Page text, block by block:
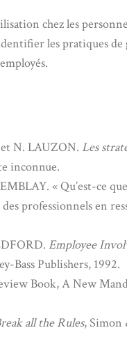
chez les
les pratiques de
N. LAUZON. Les
inconnue.
« Qu’est-ce
professionnels en
Employee
Bass Publishers, 1992.
Book, A New
all the Rules, Simon